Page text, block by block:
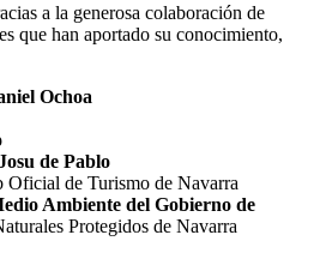
a la generosa colaboración de
que han aportado su conocimiento,
Ochoa
de Pablo
Oficial de Turismo de Navarra
Ambiente del Gobierno de
Protegidos de Navarra